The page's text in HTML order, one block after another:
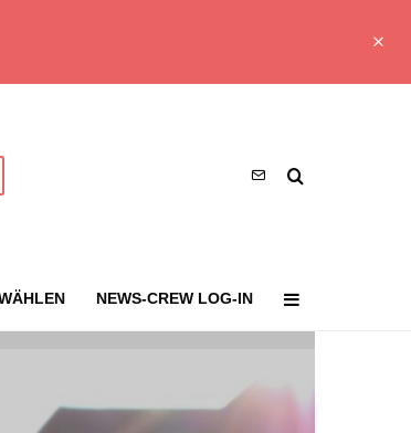
NEWS-CREW LOG-IN